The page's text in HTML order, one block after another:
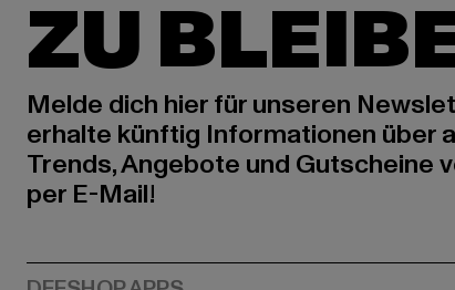
ZU
Melde dich hier für unseren
erhalte künftig Informationen über
Trends, Angebote und Gutscheine
per E-Mail!